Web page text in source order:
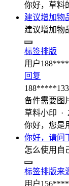
你好，草料
建议增加物
建议增加物
标签排版
用户
回复
188*****133
备件需要图
草料小印 ·
你好，您是
你好，请问
怎么使用自
标签排版来
用户